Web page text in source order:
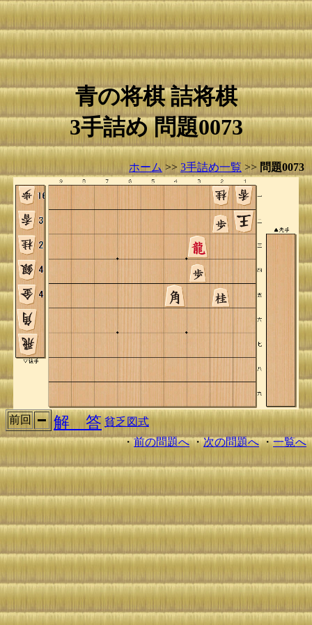
青の将棋 詰将棋
3手詰め 問題0073
ホーム >> 3手詰め一覧 >> 問題0073
前回 解 答 貧乏図式
・前の問題へ・次の問題へ・一覧へ